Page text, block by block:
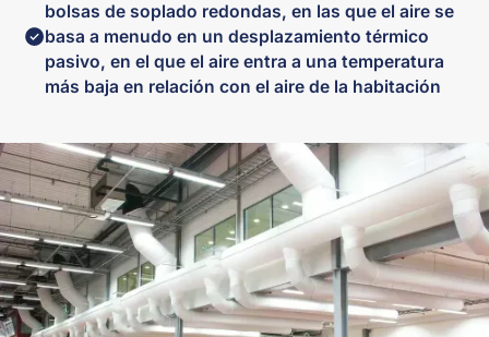
bolsas de soplado redondas, en las que el aire se
basa a menudo en un desplazamiento térmico
pasivo, en el que el aire entra a una temperatura
más baja en relación con el aire de la habitación